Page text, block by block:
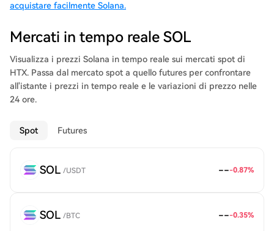
traders and institutional traders alike. A significant focus for the
on a larger scale.
acquistare facilmente Solana.
Mercati in tempo reale SOL
Visualizza i prezzi Solana in tempo reale sui mercati spot di
HTX. Passa dal mercato spot a quello futures per confrontare
all'istante i prezzi in tempo reale e le variazioni di prezzo nelle
24 ore.
Spot Futures
SOL /USDT ---0.87%
SOL /BTC ---0.35%